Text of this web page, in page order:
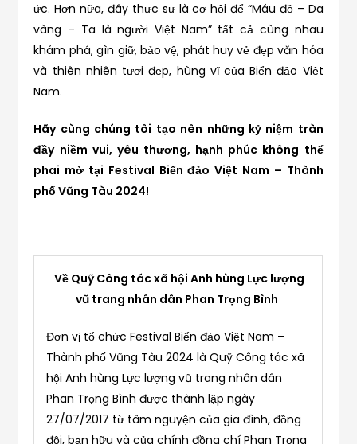
ức. Hơn nữa, đây thực sự là cơ hội để “Máu đỏ – Da
vàng – Ta là người Việt Nam” tất cả cùng nhau
khám phá, gìn giữ, bảo vệ, phát huy vẻ đẹp văn hóa
và thiên nhiên tươi đẹp, hùng vĩ của Biển đảo Việt
Nam.
Hãy cùng chúng tôi tạo nên những kỷ niệm tràn
đầy niềm vui, yêu thương, hạnh phúc không thể
phai mờ tại Festival Biển đảo Việt Nam – Thành
phố Vũng Tàu 2024!
Về Quỹ Công tác xã hội Anh hùng Lực lượng
vũ trang nhân dân Phan Trọng Bình
Đơn vị tổ chức Festival Biển đảo Việt Nam –
Thành phố Vũng Tàu 2024 là Quỹ Công tác xã
hội Anh hùng Lực lượng vũ trang nhân dân
Phan Trọng Bình được thành lập ngày
27/07/2017 từ tâm nguyện của gia đình, đồng
đội, bạn hữu và của chính đồng chí Phan Trọng